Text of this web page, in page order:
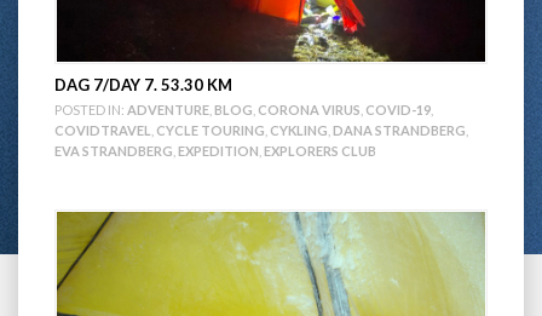
DAG 7/DAY 7. 53.30 KM
POSTED IN: ADVENTURE BLOG CORONA VIRUS COVID-19
COVIDTRAVEL
CYCLE TOURING CYKLING DANA STRANDBERG
EVA STRANDBERG EXPEDITION EXPLORERS CLUB